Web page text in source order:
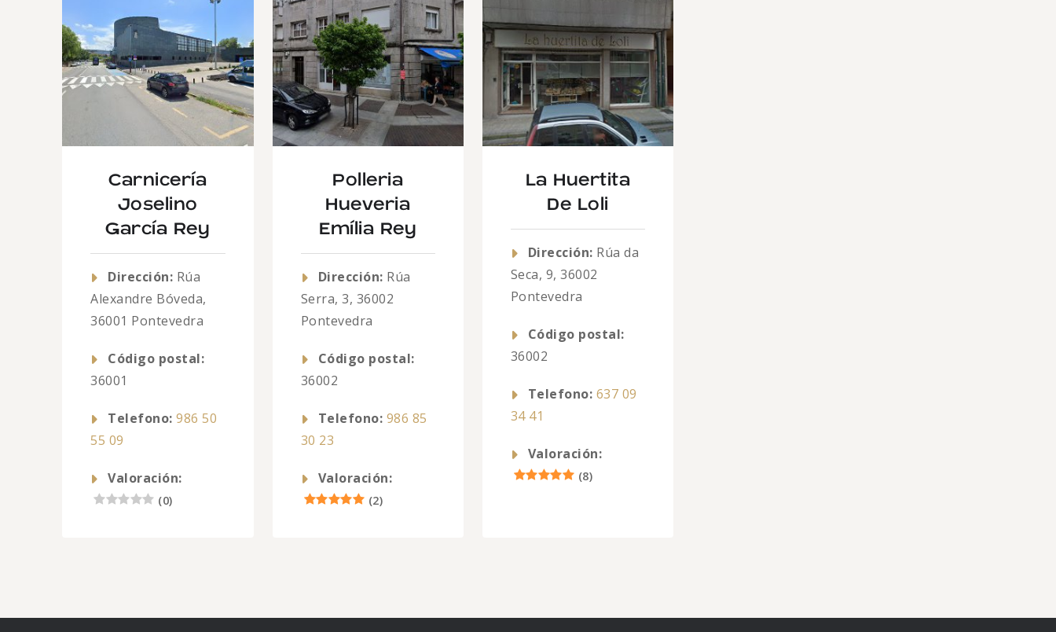
Carnicería
Joselino
García Rey
Dirección: Rúa
Alexandre Bóveda,
36001 Pontevedra
Código postal:
36001
Telefono: 986 50
55 09
Valoración:
(0)
Polleria
Hueveria
Emília Rey
Dirección: Rúa
Serra, 3, 36002
Pontevedra
Código postal:
36002
Telefono: 986 85
30 23
Valoración:
(2)
La Huertita
De Loli
Dirección: Rúa da
Seca, 9, 36002
Pontevedra
Código postal:
36002
Telefono: 637 09
34 41
Valoración:
(8)